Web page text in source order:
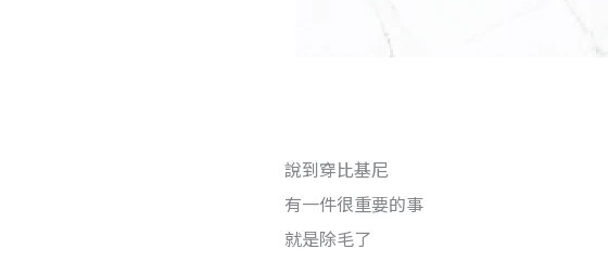
說到穿比基尼
有一件很重要的事
就是除毛了